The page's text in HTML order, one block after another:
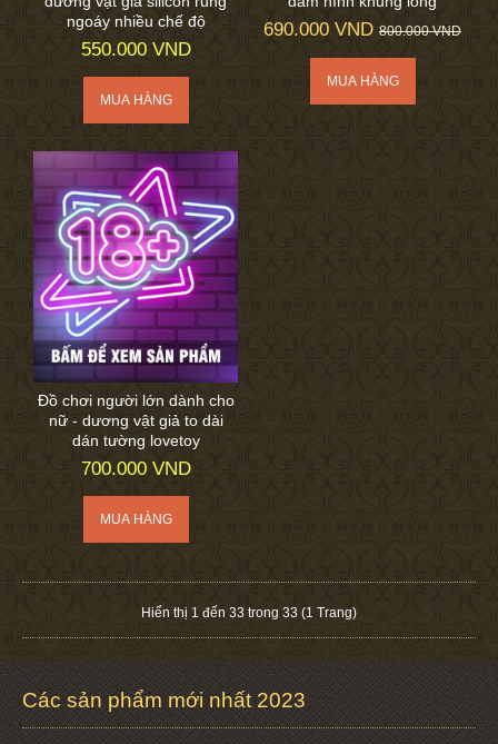
ngoáy nhiều chế độ
550.000 VND
690.000 VND 800.000 VND
Đồ chơi người lớn dành cho
nữ - dương vật giả to dài
dán tường lovetoy
700.000 VND
Hiển thị 1 đến 33 trong 33 (1 Trang)
Các sản phẩm mới nhất 2023